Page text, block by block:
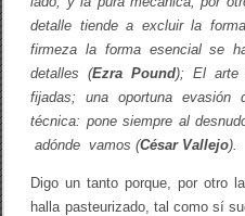
detalle tiende a excluir la
firmeza la forma esencial se
detalles (Ezra Pound); El arte
fijadas; una oportuna
técnica: pone siempre al
adónde vamos (César Vallejo).
Digo un tanto porque, por otro
halla pasteurizado, tal como sí